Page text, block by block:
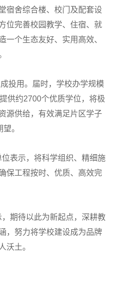
宿舍综合楼、校门及配套设
位完善校园教学、住宿、就
一个生态友好、实用高效、
投用。届时，学校办学规模
供约2700个优质学位，将极
源供给，有效满足片区学子
。
表示，将科学组织、精细施
保工程按时、优质、高效完
期待以此为新起点，深耕教
，努力将学校建设成为品牌
沃土。